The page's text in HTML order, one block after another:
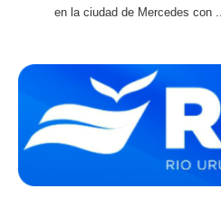
en la ciudad de Mercedes con ...